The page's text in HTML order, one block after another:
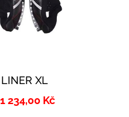
XL
1 234,00 Kč